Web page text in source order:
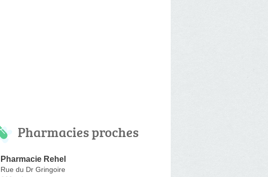
Pharmacies proches
Pharmacie Rehel
Rue du Dr Gringoire